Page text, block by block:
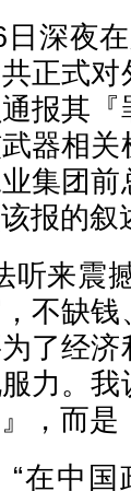
深夜
正式
报其
器相
集团
报的叙
听来震
不缺
了经
力。
，而是
“在中